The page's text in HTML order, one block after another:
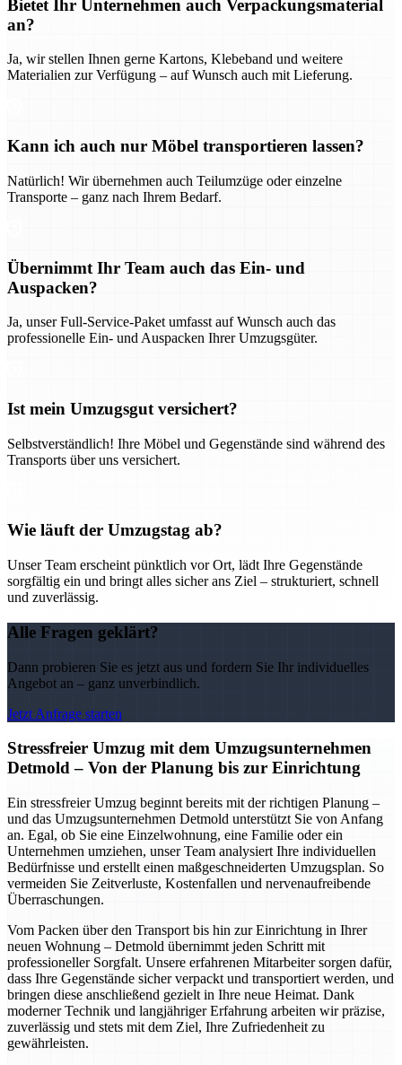
Bietet Ihr Unternehmen auch Verpackungsmaterial
an?
Ja, wir stellen Ihnen gerne Kartons, Klebeband und weitere
Materialien zur Verfügung – auf Wunsch auch mit Lieferung.
Kann ich auch nur Möbel transportieren lassen?
Natürlich! Wir übernehmen auch Teilumzüge oder einzelne
Transporte – ganz nach Ihrem Bedarf.
Übernimmt Ihr Team auch das Ein- und
Auspacken?
Ja, unser Full-Service-Paket umfasst auf Wunsch auch das
professionelle Ein- und Auspacken Ihrer Umzugsgüter.
Ist mein Umzugsgut versichert?
Selbstverständlich! Ihre Möbel und Gegenstände sind während des
Transports über uns versichert.
Wie läuft der Umzugstag ab?
Unser Team erscheint pünktlich vor Ort, lädt Ihre Gegenstände
sorgfältig ein und bringt alles sicher ans Ziel – strukturiert, schnell
und zuverlässig.
Alle Fragen geklärt?
Dann probieren Sie es jetzt aus und fordern Sie Ihr individuelles
Angebot an – ganz unverbindlich.
Jetzt Anfrage starten
Stressfreier Umzug mit dem Umzugsunternehmen
Detmold – Von der Planung bis zur Einrichtung
Ein stressfreier Umzug beginnt bereits mit der richtigen Planung –
und das Umzugsunternehmen Detmold unterstützt Sie von Anfang
an. Egal, ob Sie eine Einzelwohnung, eine Familie oder ein
Unternehmen umziehen, unser Team analysiert Ihre individuellen
Bedürfnisse und erstellt einen maßgeschneiderten Umzugsplan. So
vermeiden Sie Zeitverluste, Kostenfallen und nervenaufreibende
Überraschungen.
Vom Packen über den Transport bis hin zur Einrichtung in Ihrer
neuen Wohnung – Detmold übernimmt jeden Schritt mit
professioneller Sorgfalt. Unsere erfahrenen Mitarbeiter sorgen dafür,
dass Ihre Gegenstände sicher verpackt und transportiert werden, und
bringen diese anschließend gezielt in Ihre neue Heimat. Dank
moderner Technik und langjähriger Erfahrung arbeiten wir präzise,
zuverlässig und stets mit dem Ziel, Ihre Zufriedenheit zu
gewährleisten.